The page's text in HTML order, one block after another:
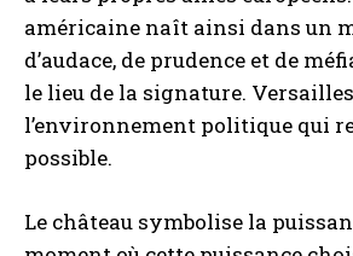
américaine naît ainsi dans un
d’audace, de prudence et de
le lieu de la signature.
l’environnement politique qui
possible.
Le château symbolise la